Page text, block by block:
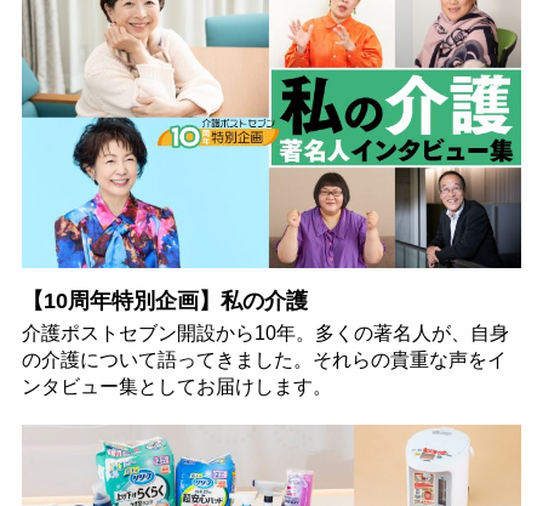
【10周年特別企画】私の介護
介護ポストセブン開設から10年。多くの著名人が、自身
の介護について語ってきました。それらの貴重な声をイ
ンタビュー集としてお届けします。